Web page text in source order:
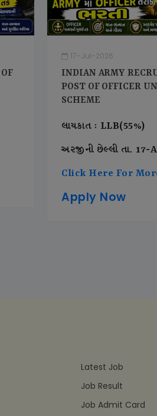
17-Jul-2026
INDIAN ARMY
POST OF OFFICER
SCHEME
લાયકાત : LLB(55%)
અરજીની છેલ્લી તા. 17-
Click Here For
Apply Now
Latest Job
Job Result
Job Admit Card